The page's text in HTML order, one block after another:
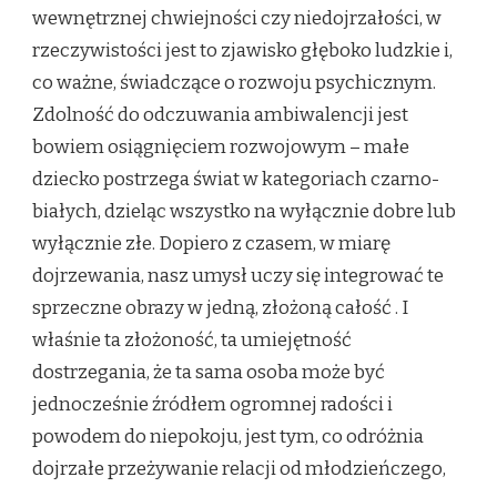
wewnętrznej chwiejności czy niedojrzałości, w
rzeczywistości jest to zjawisko głęboko ludzkie i,
co ważne, świadczące o rozwoju psychicznym.
Zdolność do odczuwania ambiwalencji jest
bowiem osiągnięciem rozwojowym – małe
dziecko postrzega świat w kategoriach czarno-
białych, dzieląc wszystko na wyłącznie dobre lub
wyłącznie złe. Dopiero z czasem, w miarę
dojrzewania, nasz umysł uczy się integrować te
sprzeczne obrazy w jedną, złożoną całość. I
właśnie ta złożoność, ta umiejętność
dostrzegania, że ta sama osoba może być
jednocześnie źródłem ogromnej radości i
powodem do niepokoju, jest tym, co odróżnia
dojrzałe przeżywanie relacji od młodzieńczego,